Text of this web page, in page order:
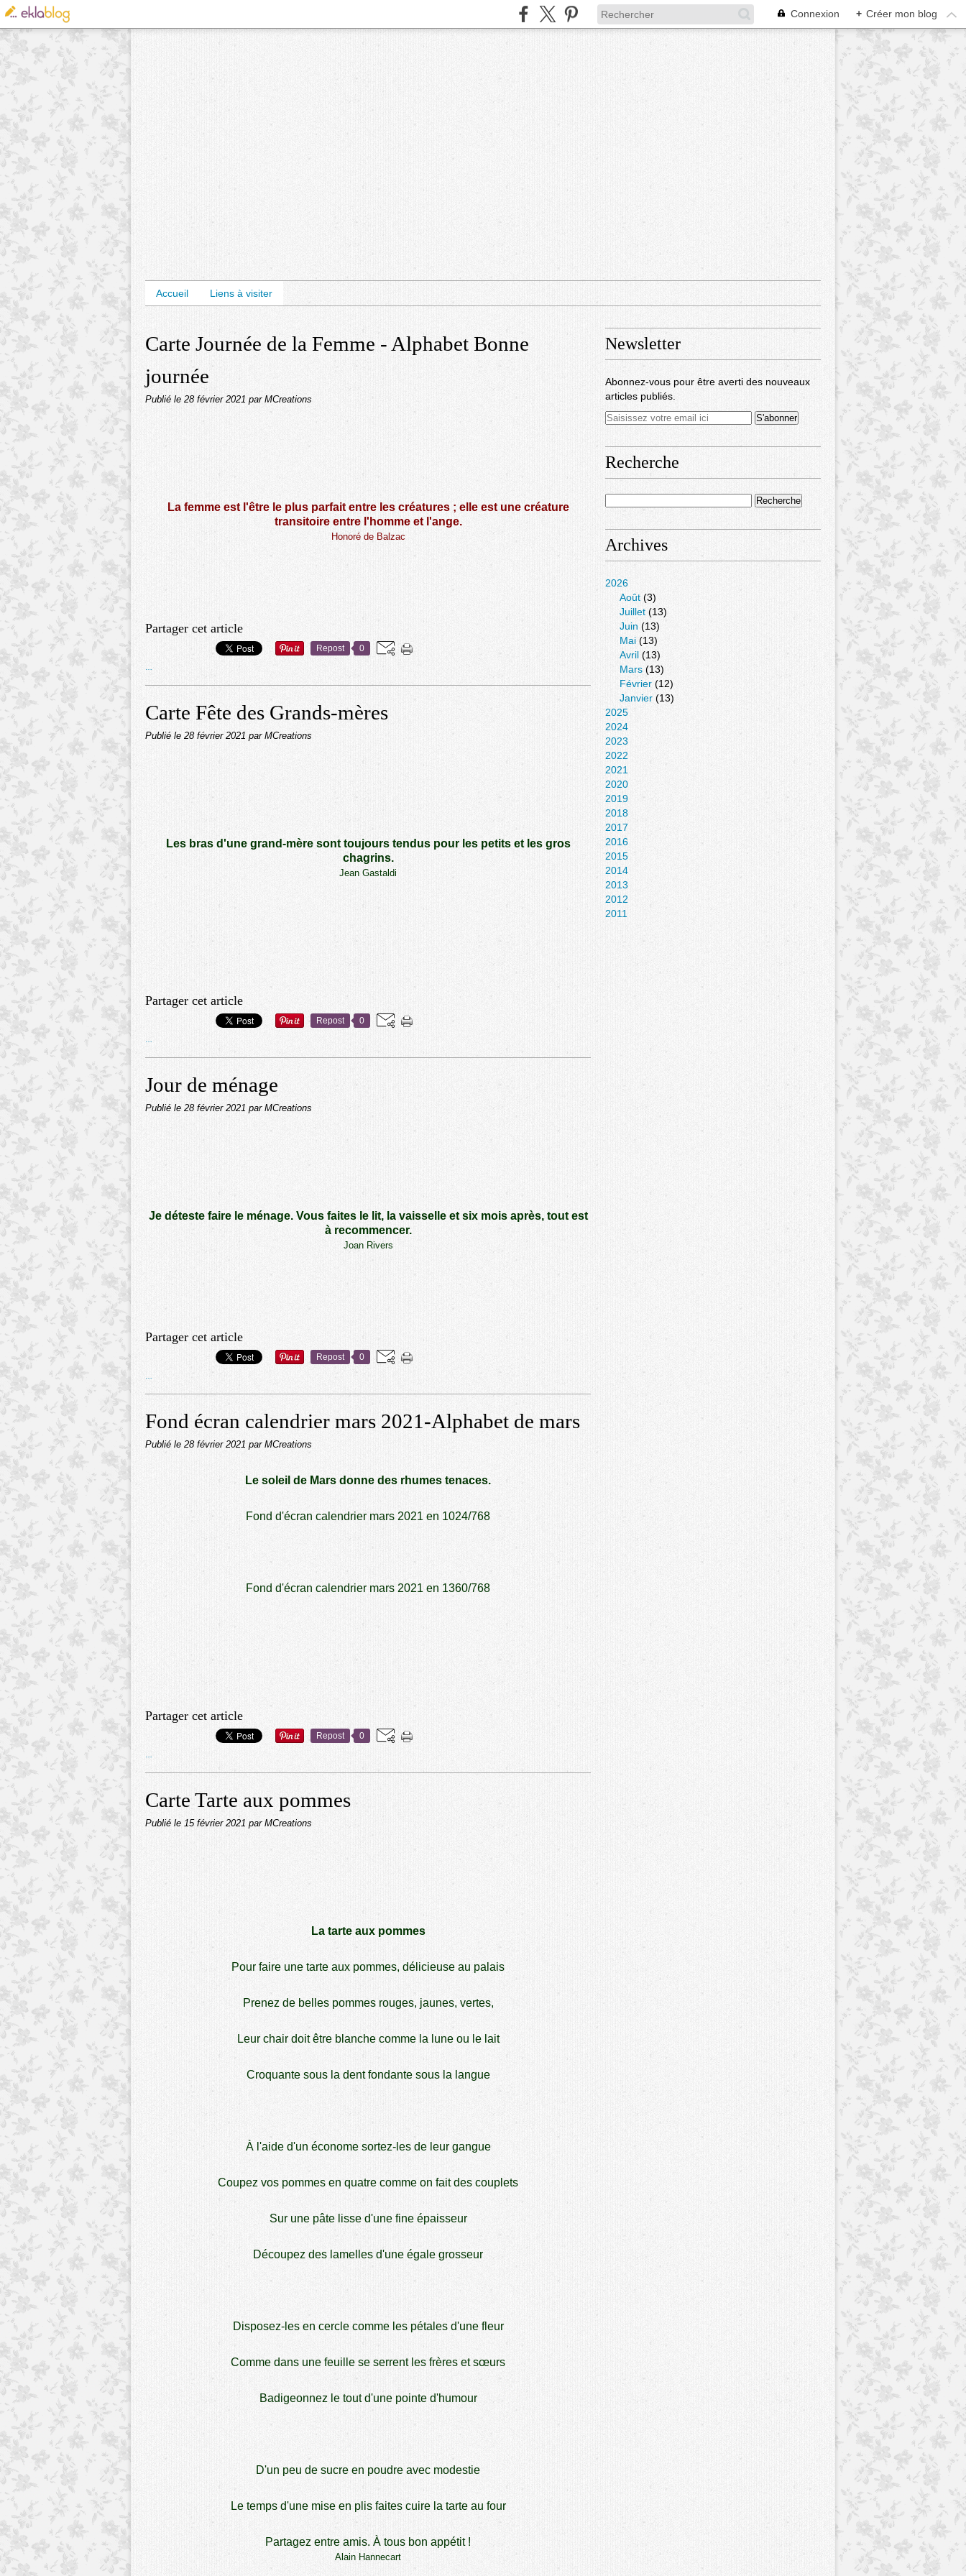
Connexion + Créer mon blog
Accueil Liens à visiter
Carte Journée de la Femme - Alphabet Bonne
journée
Publié le 28 février 2021 par MCreations
La femme est l'être le plus parfait entre les créatures ; elle est une créature
transitoire entre l'homme et l'ange.
Honoré de Balzac
Partager cet article
Repost 0
Carte Fête des Grands-mères
Publié le 28 février 2021 par MCreations
Les bras d'une grand-mère sont toujours tendus pour les petits et les gros
chagrins.
Jean Gastaldi
Partager cet article
Repost 0
Jour de ménage
Publié le 28 février 2021 par MCreations
Je déteste faire le ménage. Vous faites le lit, la vaisselle et six mois après, tout est
à recommencer.
Joan Rivers
Partager cet article
Repost 0
Fond écran calendrier mars 2021-Alphabet de mars
Publié le 28 février 2021 par MCreations
Le soleil de Mars donne des rhumes tenaces.
Fond d'écran calendrier mars 2021 en 1024/768
Fond d'écran calendrier mars 2021 en 1360/768
Partager cet article
Repost 0
Carte Tarte aux pommes
Publié le 15 février 2021 par MCreations
La tarte aux pommes
Pour faire une tarte aux pommes, délicieuse au palais
Prenez de belles pommes rouges, jaunes, vertes,
Leur chair doit être blanche comme la lune ou le lait
Croquante sous la dent fondante sous la langue
À l'aide d'un économe sortez-les de leur gangue
Coupez vos pommes en quatre comme on fait des couplets
Sur une pâte lisse d'une fine épaisseur
Découpez des lamelles d'une égale grosseur
Disposez-les en cercle comme les pétales d'une fleur
Comme dans une feuille se serrent les frères et sœurs
Badigeonnez le tout d'une pointe d'humour
D'un peu de sucre en poudre avec modestie
Le temps d'une mise en plis faites cuire la tarte au four
Partagez entre amis. À tous bon appétit !
Alain Hannecart
Newsletter
Abonnez-vous pour être averti des nouveaux
articles publiés.
Recherche
Archives
2026
Août (3)
Juillet (13)
Juin (13)
Mai (13)
Avril (13)
Mars (13)
Février (12)
Janvier (13)
2025
2024
2023
2022
2021
2020
2019
2018
2017
2016
2015
2014
2013
2012
2011